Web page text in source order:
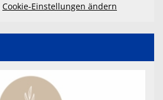
Cookie-Einstellungen ändern